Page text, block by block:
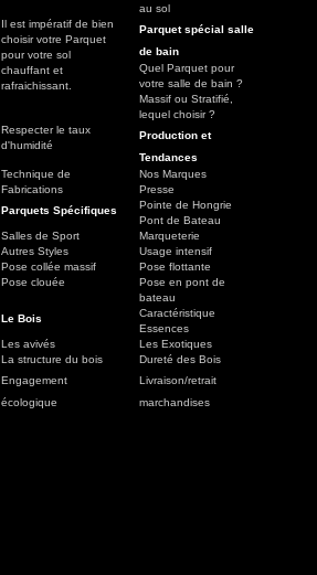
au sol
Il est impératif de bien
choisir votre Parquet
pour votre sol
chauffant et
rafraichissant.
Parquet spécial salle
de bain
Quel Parquet pour
votre salle de bain ?
Massif ou Stratifié,
lequel choisir ?
Respecter le taux
d'humidité
Production et
Tendances
Technique de
Fabrications
Nos Marques
Presse
Parquets Spécifiques
Pointe de Hongrie
Pont de Bateau
Salles de Sport
Marqueterie
Autres Styles
Usage intensif
Pose collée massif
Pose flottante
Pose clouée
Pose en pont de
bateau
Le Bois
Caractéristique
Essences
Les avivés
Les Exotiques
La structure du bois
Dureté des Bois
Engagement
écologique
Livraison/retrait
marchandises